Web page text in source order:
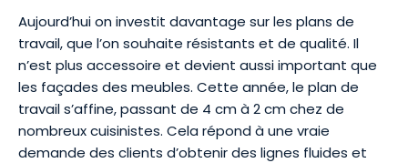
Aujourd’hui on investit davantage sur les plans de
travail, que l’on souhaite résistants et de qualité. Il
n’est plus accessoire et devient aussi important que
les façades des meubles. Cette année, le plan de
travail s’affine, passant de 4 cm à 2 cm chez de
nombreux cuisinistes. Cela répond à une vraie
demande des clients d’obtenir des lignes fluides et